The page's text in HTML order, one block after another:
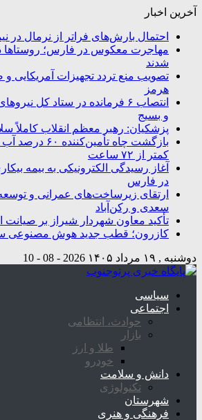
آخرین اخبار
احتمال بارش‌های فراتر از نرمال در
مهاجرت معکوس در فارس؛ روستاها
شدند
تصویب منع تردد تجهیزات آمریکایی و
هرمز
انتصاب ۶ فرمانده در ستاد کل
و بسیج
پزشکیان: رهبر معظم انقلاب کاملاً
بازگشت چاه
كمتر از ۷۲ ساعت
آغاز رسیدگی الکترونیکی به بیمه
در فارس
ارتقای زیرساخت‌های عمرانی و
سعدی و رکن‌آباد
تأکید معاون شهردار شیراز بر صیانت
کازرون؛ قطب جدید هوش مصنوعی
دوشنبه , ۱۹ مرداد ۱۴۰۵ 2026 - 08 - 10
سیاسی
اجتماعی
حوادث، انتظامی
بازار
طلا و ارز
خودرو
دانش و سلامت
تکنولوژی
شهرستان
فرهنگی و هنری